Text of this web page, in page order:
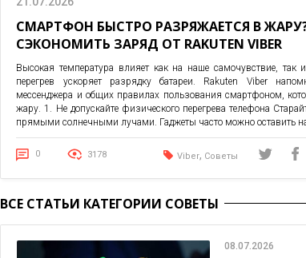
СМАРТФОН БЫСТРО РАЗРЯЖАЕТСЯ В
СЭКОНОМИТЬ ЗАРЯД ОТ RAKUTEN VIBER
Высокая температура влияет как на наше самочувствие,
перегрев ускоряет разрядку батареи. Rakuten Viber
мессенджера и общих правилах пользования смартфоном,
жару. 1. Не допускайте физического перегрева телефона
прямыми солнечными лучами. Гаджеты часто можно оставить
0 3178 Viber, Советы
ВСЕ СТАТЬИ КАТЕГОРИИ СОВЕТЫ
08.07.2026